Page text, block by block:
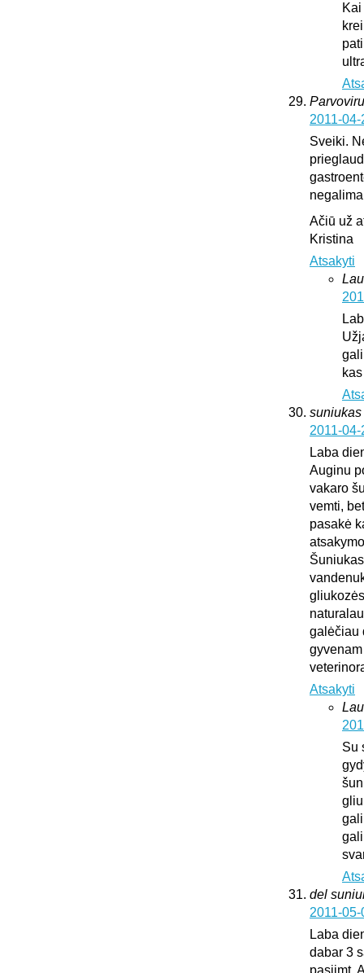
2011-
Sveiki.
Ačiū už
Kristina
Atsakyti
suniukas
2011-
Laba
Auginu
vakaro
vemti,
pasakė
galėčiau
Atsakyti
Su
del
2011-
Laba
dabar 3
pasiimt.